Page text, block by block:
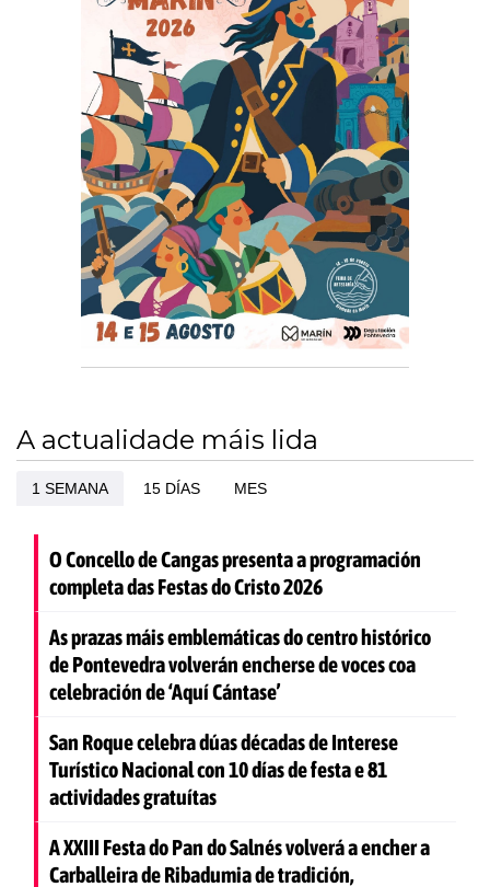
A actualidade máis lida
1 SEMANA 15 DÍAS MES
O Concello de Cangas presenta a programación
completa das Festas do Cristo 2026
As prazas máis emblemáticas do centro histórico
de Pontevedra volverán encherse de voces coa
celebración de ‘Aquí Cántase’
San Roque celebra dúas décadas de Interese
Turístico Nacional con 10 días de festa e 81
actividades gratuítas
A XXIII Festa do Pan do Salnés volverá a encher a
Carballeira de Ribadumia de tradición,